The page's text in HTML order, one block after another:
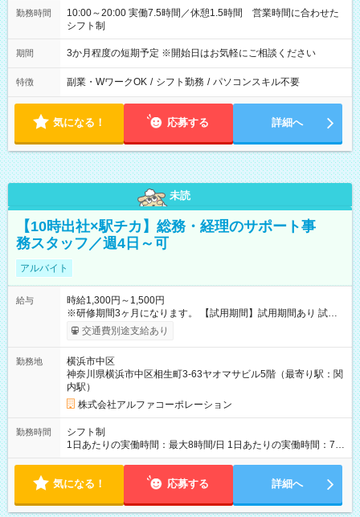
勤務時間
10:00～20:00 実働7.5時間／休憩1.5時間 営業時間に合わせた
シフト制
期間 3か月程度の短期予定 ※開始日はお気軽にご相談ください
特徴 副業・WワークOK / シフト勤務 / パソコンスキル不要
気になる！ 応募する 詳細へ
未読
【10時出社×駅チカ】総務・経理のサポート事
務スタッフ／週4日～可
アルバイト
給与
時給1,300円～1,500円
※研修期間3ヶ月になります。 【試用期間】試用期間あり 試用
期間の長さ：3ヶ月 雇用形態、給与は本採用時と同じです。
交通費別途支給あり
勤務地
横浜市中区
神奈川県横浜市中区相生町3-63ヤオマサビル5階（最寄り駅：関
内駅）
株式会社アルファコーポレーション
勤務時間
シフト制
1日あたりの実働時間：最大8時間/日 1日あたりの実働時間：7～
8時間 シフト例 ・10時00分～19時00分 ・10時00分～18時00分
気になる！ 応募する 詳細へ